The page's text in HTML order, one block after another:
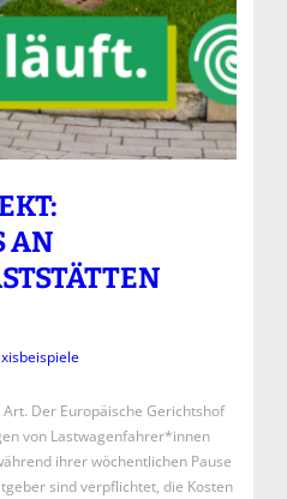
AN
Der Europäische Gerichtshof
von Lastwagenfahrer*innen
ihrer wöchentlichen Pause
sind verpflichtet, die Kosten